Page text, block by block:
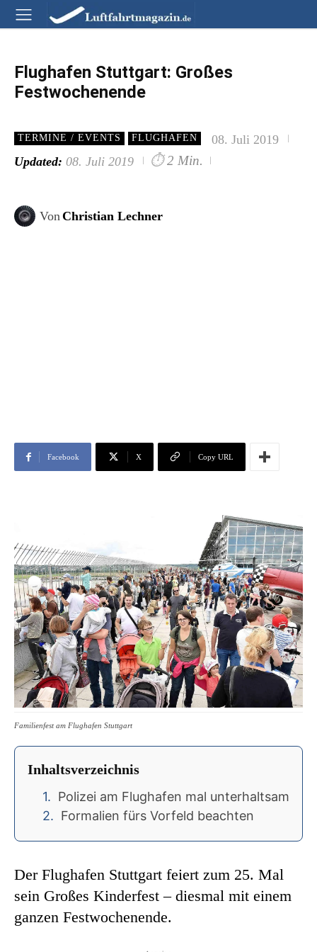
Flughafen Stuttgart: Großes
Festwochenende
TERMINE / EVENTS FLUGHAFEN
08. Juli 2019
Updated: 08. Juli 2019 ⏱ 2 Min.
VonChristian Lechner
Facebook X Copy URL
Familienfest am Flughafen Stuttgart
Inhaltsverzeichnis
Polizei am Flughafen mal unterhaltsam
Formalien fürs Vorfeld beachten
Der Flughafen Stuttgart feiert zum 25. Mal
sein Großes Kinderfest – diesmal mit einem
ganzen Festwochenende.